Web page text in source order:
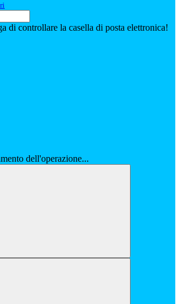
di controllare la casella di posta elettronica!
dell'operazione...